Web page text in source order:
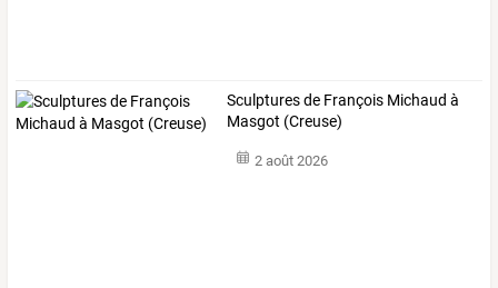
Sculptures de François Michaud à
Masgot (Creuse)
2 août 2026